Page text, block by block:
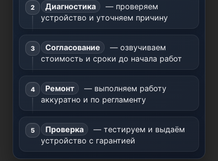
Диагностика
— проверяем
устройство и уточняем причину
Согласование
— озвучиваем
стоимость и сроки до начала работ
Ремонт
— выполняем работу
аккуратно и по регламенту
Проверка
— тестируем и выдаём
устройство с гарантией